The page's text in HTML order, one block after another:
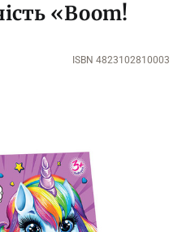
«Boom!
ISBN 4823102810003